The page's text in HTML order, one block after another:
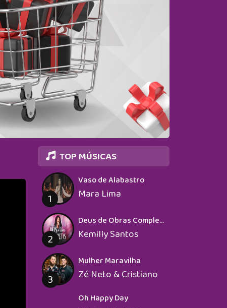
TOP MÚSICAS
1
Vaso de Alabastro
Mara Lima
2
Deus de Obras Completas
Kemilly Santos
3
Mulher Maravilha
Zé Neto & Cristiano
Oh Happy Day